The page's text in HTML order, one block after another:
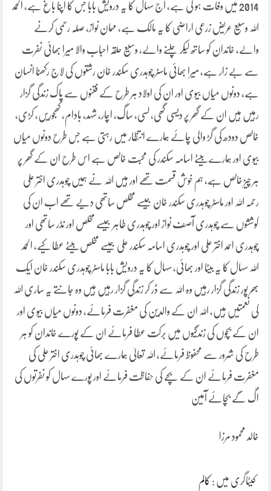
2014 میں وفات ہو گی ہے، آج سہال کا یہ درویش بابا جس کا اپنا باغ ہے، الحمد
اللہ وسیع عریض زرعی اراضی کا یہ مالک ہے، مہمان نواز، صلہ رحمی کرنے
والے، خاندان کو ساتھ لیکر چلنے والے، وسیع حلقہ احباب والا میرا بھائی نفرت
سے بے زار ہے، میرا بھائی ماسٹر چوہدری سکندر خان رشتوں کی لاج رکھنا انسان
ہے، دونوں میاں بیوی اور ان کی اولاد ہر طرح کے فتنوں سے پاک زندگی گزار
رہیں ہیں ان کے گھر پر دیسی گھی، لسی، ساگ، اچار، شہد، بادام، کھجوریں، کڑی،
خالص دودھ کی گڑ والی چائے ہمارے انتظار میں رہتی ہے جس طرح دونوں میاں
بیوی اور ہمارے بیٹے اسامہ سکندر کی محبت خالص ہے اس طرح ان کے گھر پر
ہر چیز خالص ہے، ہم خوش قسمت تھے اور ہیں اللہ نے ہمیں چوہدری اختر علی
رحمہ اللہ اور ماسٹر چوہدری سکندر خان جیسے مخلص ساتھی دیے تھے اب ان کی
کوششوں سے چوہدری آصف نواز اور چوہدری طاہر جیسے مخلص اور نڈر ساتھی اور
چوہدری احمد اختر علی اور چوہدری اسامہ سکندر علی جیسے مخلص بیٹے عطا کیے، الحمد
اللہ سہال کا یہ بیٹا اور بھائی، سہال کا یہ درویش بابا ماسٹر چوہدری سکندر خان ایک
بھر پور زندگی گزار رہیں وہ اللہ سے ڈر کر زندگی گزار رہیں ہیں وہ جانتے یہ ساری اللہ
کی نعمتیں ہیں، اللہ ان کے والدین کی مغفرت فرمائے، دونوں میاں بیوی اور
ان کے بچوں کی زندگیوں میں برکت عطا فرمائے ان کے پورے خاندان کو ہر
طرح کی شرور سے محفوظ فرمائے، اللہ تعالیٰ ہمارے بھائی چوہدری اختر علی کی
مغفرت فرمائے ان کے بچے کی حفاظت فرمائے اور پورے سہال کو نفرتوں کی
اگ گے بچائے آمین
خالد محمود مرزا
کیٹاگری میں : کالم